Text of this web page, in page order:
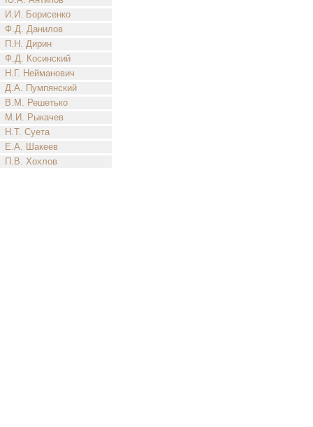
И.И. Борисенко
Ф.Д. Данилов
П.Н. Дирин
Ф.Д. Косинский
Н.Г. Нейманович
Д.А. Пумпянский
В.М. Решетько
М.И. Рыкачев
Н.Т. Суета
Е.А. Шакеев
П.В. Хохлов